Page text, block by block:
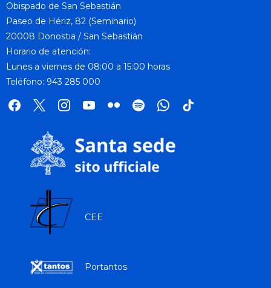
Obispado de San Sebastián
Paseo de Hériz, 82 (Seminario)
20008 Donostia / San Sebastián
Horario de atención:
Lunes a viernes de 08:00 a 15:00 horas
Teléfono: 943 285 000
facebook
x instagramyoutube
flickr spotifywhatsapp
tik
CEE
Portantos